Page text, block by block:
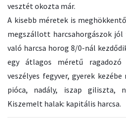
vesztét okozta már.
A kisebb méretek is
megszállott harcsahorgászok jól
való harcsa horog 8/0-nál
egy átlagos méretű
veszélyes fegyver, gyerek
pióca, nadály, iszap giliszta,
Kiszemelt halak: kapitális harcsa.